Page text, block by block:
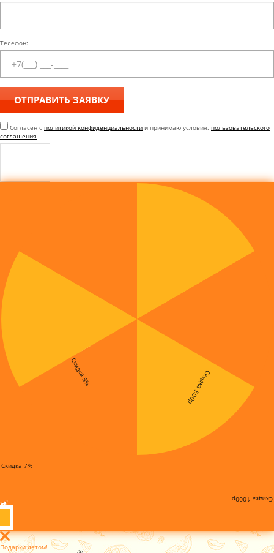
Телефон:
Согласен с политикой конфиденциальности и принимаю условия. пользовательского
соглашения
Скидка 7%
Скидка 5% Скидка 500р
Скидка 1000р
Подарки летом!